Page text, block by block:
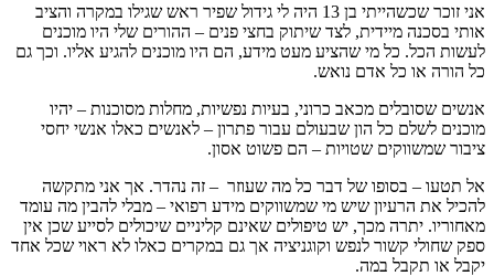
אני זוכר שכשהייתי בן 13 היה לי גידול שפיר ראש שגילו במקרה והציב
אותי בסכנה מיידית, לצד שיתוק בחצי פנים – ההורים שלי היו מוכנים
לעשות הכל. כל מי שהציע מעט מידע, הם היו מוכנים להגיע אליו. וכך גם
כל הורה או כל אדם נואש.
אנשים שסובלים מכאב כרוני, בעיות נפשיות, מחלות מסוכנות – יהיו
מוכנים לשלם כל הון שבעולם עבור פתרון – לאנשים כאלו אנשי יחסי
ציבור שמשווקים שטויות – הם פשוט אסון.
אל תטעו – בסופו של דבר כל מה שעוזר – זה נהדר. אך אני מתקשה
להכיל את הרעיון שיש מי שמשווקים מידע רפואי – מבלי להבין מה עומד
מאחוריו. יתרה מכך, יש טיפולים שאינם קליניים שיכולים לסייע שכן אין
ספק שחולי קשור לנפש וקוגניציה אך גם במקרים כאלו לא ראוי שכל אחד
יקבל או תקבל במה.